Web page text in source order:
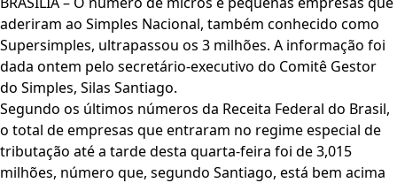
aderiram ao Simples Nacional, também conhecido como
Supersimples, ultrapassou os 3 milhões. A informação foi
dada ontem pelo secretário-executivo do Comitê Gestor
do Simples, Silas Santiago.
Segundo os últimos números da Receita Federal do Brasil,
o total de empresas que entraram no regime especial de
tributação até a tarde desta quarta-feira foi de 3,015
milhões, número que, segundo Santiago, está bem acima